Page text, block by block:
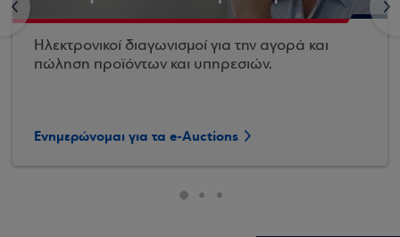
<
Ηλεκτρονικοί διαγωνισμοί για την αγορά και
πώληση προϊόντων και υπηρεσιών.
Ενημερώνομαι για τα e-Auctions
>